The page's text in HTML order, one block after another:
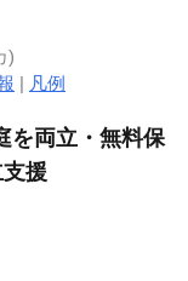
)
| 凡例
を両立・無料保
援